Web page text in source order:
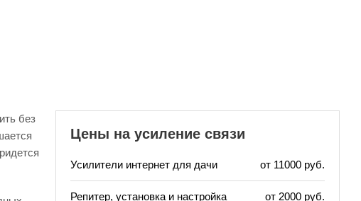
Цены на усиление связи
Усилители интернет для дачи от 11000 руб.
Репитер, установка и настройка от 2000 руб.
без